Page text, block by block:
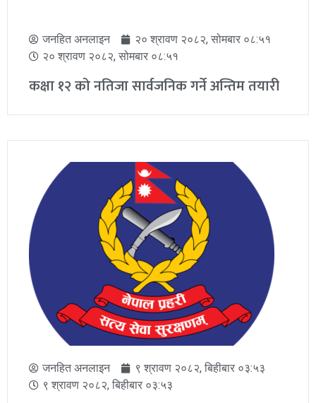
जनहित अनलाइन
२० श्रावण २०८२, सोमबार ०८:५१
२० श्रावण २०८२, सोमबार ०८:५१
कक्षा १२ को नतिजा सार्वजनिक गर्ने अन्तिम तयारी